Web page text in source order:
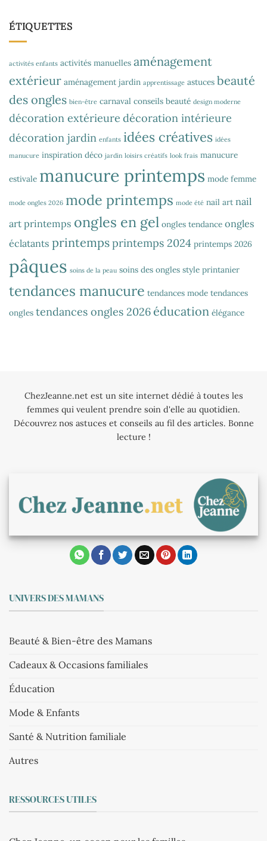
ÉTIQUETTES
activités enfants activités manuelles aménagement
extérieur aménagement jardin apprentissage astuces beauté
des ongles bien-être carnaval conseils beauté design moderne
décoration extérieure décoration intérieure
décoration jardin enfants idées créatives idées
manucure inspiration déco jardin loisirs créatifs look frais manucure
estivale manucure printemps mode femme
mode ongles 2026 mode printemps mode été nail art nail
art printemps ongles en gel ongles tendance ongles
éclatants printempsprintemps 2024 printemps 2026
pâques soins de la peau soins des ongles style printanier
tendances manucure tendances mode tendances
ongles tendances ongles 2026 éducation élégance
ChezJeanne.net est un site internet dédié à toutes les
femmes qui veulent prendre soin d'elle au quotidien.
Découvrez nos astuces et conseils au fil des articles. Bonne
lecture !
UNIVERS DES MAMANS
Beauté & Bien-être des Mamans
Cadeaux & Occasions familiales
Éducation
Mode & Enfants
Santé & Nutrition familiale
Autres
RESSOURCES UTILES